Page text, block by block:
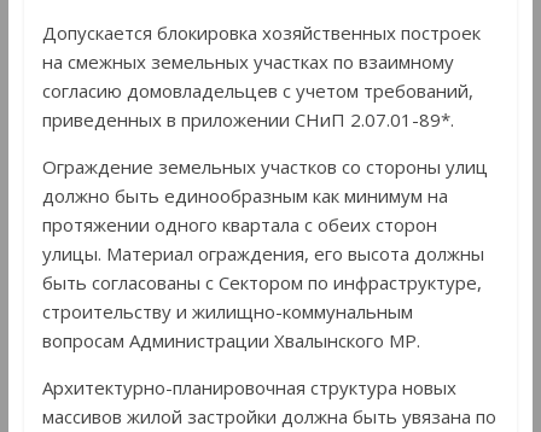
Допускается блокировка хозяйственных построек
на смежных земельных участках по взаимному
согласию домовладельцев с учетом требований,
приведенных в приложении СНиП 2.07.01-89*.
Ограждение земельных участков со стороны улиц
должно быть единообразным как минимум на
протяжении одного квартала с обеих сторон
улицы. Материал ограждения, его высота должны
быть согласованы с Сектором по инфраструктуре,
строительству и жилищно-коммунальным
вопросам Администрации Хвалынского МР.
Архитектурно-планировочная структура новых
массивов жилой застройки должна быть увязана по